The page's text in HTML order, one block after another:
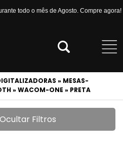
todo o mês de Agosto. Compre agora!
» MESAS-
» WACOM-ONE » PRETA
Filtros